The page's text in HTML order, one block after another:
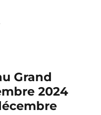
Grand
2024